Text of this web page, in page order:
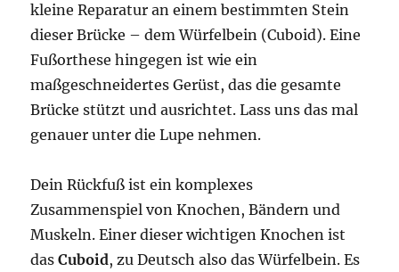
kleine Reparatur an einem bestimmten Stein
dieser Brücke – dem Würfelbein (Cuboid). Eine
Fußorthese hingegen ist wie ein
maßgeschneidertes Gerüst, das die gesamte
Brücke stützt und ausrichtet. Lass uns das mal
genauer unter die Lupe nehmen.
Dein Rückfuß ist ein komplexes
Zusammenspiel von Knochen, Bändern und
Muskeln. Einer dieser wichtigen Knochen ist
dasCuboid, zu Deutsch also das Würfelbein. Es